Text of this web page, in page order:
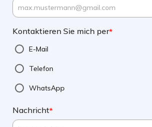
Kontaktieren Sie mich per*
E-Mail
Telefon
WhatsApp
Nachricht*